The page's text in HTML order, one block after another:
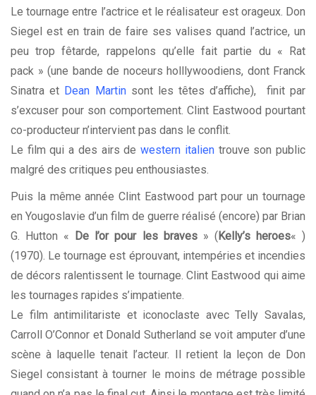
Le tournage entre l’actrice et le réalisateur est orageux. Don
Siegel est en train de faire ses valises quand l’actrice, un
peu trop fêtarde, rappelons qu’elle fait partie du « Rat
pack » (une bande de noceurs holllywoodiens, dont Franck
Sinatra et Dean Martinsont les têtes d’affiche), finit par
s’excuser pour son comportement. Clint Eastwood pourtant
co-producteur n’intervient pas dans le conflit.
Le film qui a des airs dewestern italientrouve son public
malgré des critiques peu enthousiastes.
Puis la même année Clint Eastwood part pour un tournage
en Yougoslavie d’un film de guerre réalisé (encore) par Brian
G. Hutton «
De l’or pour les braves» ( Kelly’s heroes« )
(1970). Le tournage est éprouvant, intempéries et incendies
de décors ralentissent le tournage. Clint Eastwood qui aime
les tournages rapides s’impatiente.
Le film antimilitariste et iconoclaste avec Telly Savalas,
Carroll O’Connor et Donald Sutherland se voit amputer d’une
scène à laquelle tenait l’acteur. Il retient la leçon de Don
Siegel consistant à tourner le moins de métrage possible